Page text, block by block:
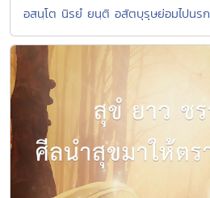
อสนฺโต นิรยํ ยนฺติ อสัตบุรุษย่อมไปนรก